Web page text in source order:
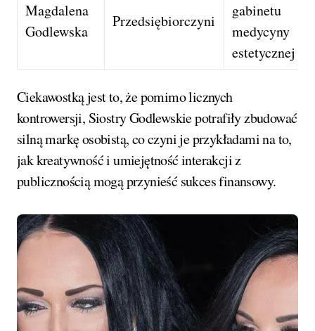
Magdalena
Godlewska
Przedsiębiorczyni
gabinetu
medycyny
estetycznej
Ciekawostką jest to, że pomimo licznych
kontrowersji, Siostry Godlewskie potrafiły zbudować
silną markę osobistą, co czyni je przykładami na to,
jak kreatywność i umiejętność interakcji z
publicznością mogą przynieść sukces finansowy.